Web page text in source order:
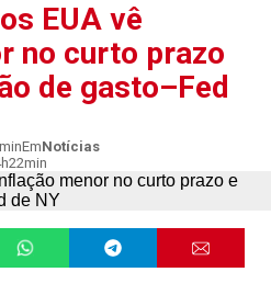
EUA vê
no curto prazo
de gasto–Fed
EmNotícias